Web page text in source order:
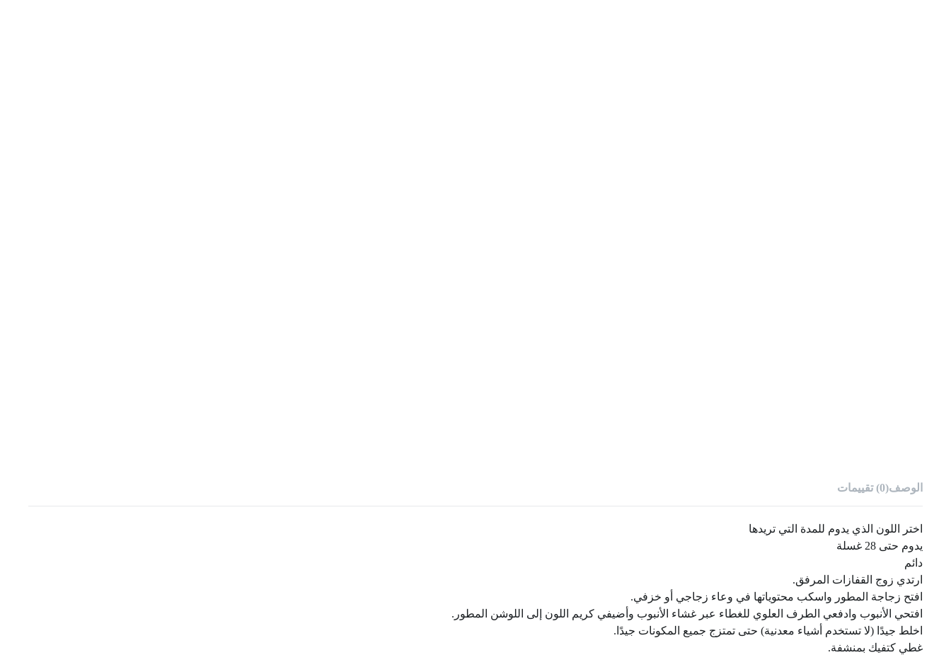
الوصف(0) تقييمات
اختر اللون الذي يدوم للمدة التي تريدها
يدوم حتى 28 غسلة
دائم
ارتدي زوج القفازات المرفق.
افتح زجاجة المطور واسكب محتوياتها في وعاء زجاجي أو خزفي.
افتحي الأنبوب وادفعي الطرف العلوي للغطاء عبر غشاء الأنبوب وأضيفي كريم اللون إلى اللوشن المطور.
اخلط جيدًا (لا تستخدم أشياء معدنية) حتى تمتزج جميع المكونات جيدًا.
غطي كتفيك بمنشفة.